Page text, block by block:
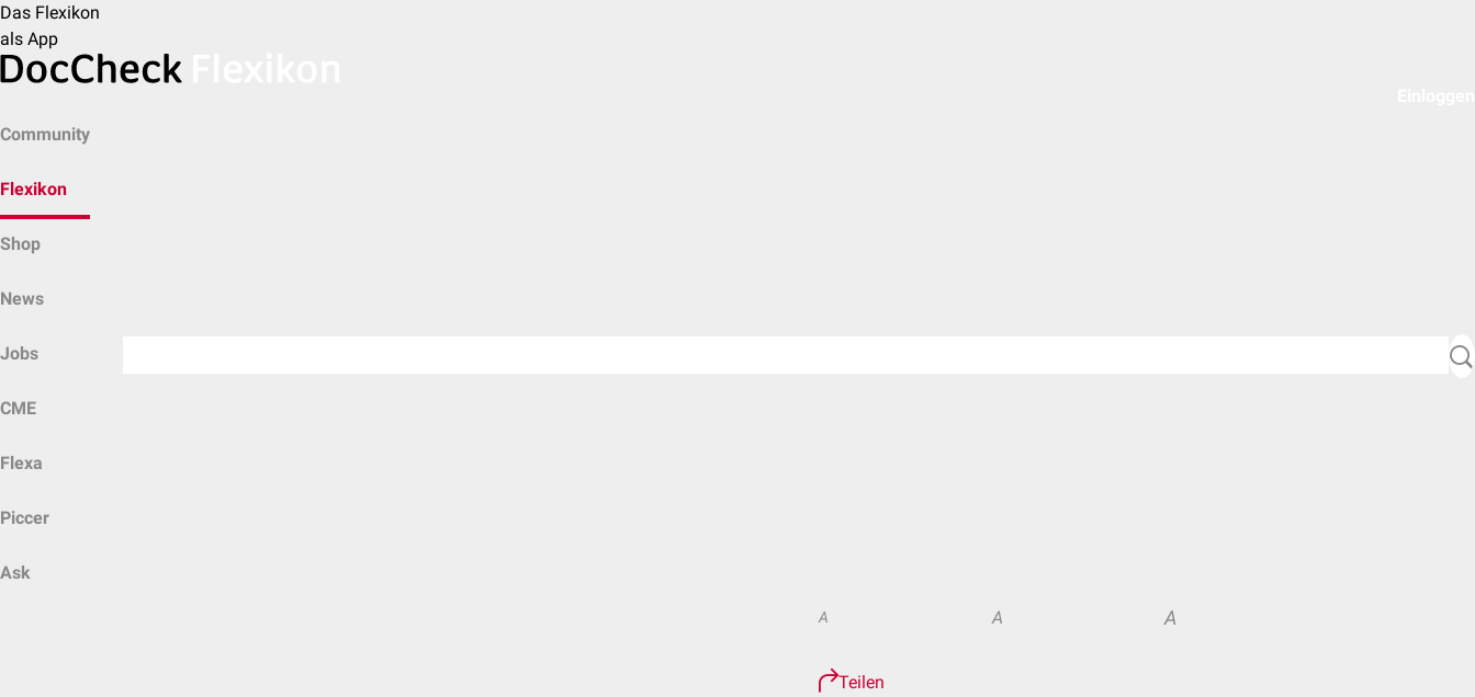
Das Flexikon
als App
Community
Flexikon
Shop
News
Jobs
CME
Flexa
Piccer
Ask
A A A
Teilen